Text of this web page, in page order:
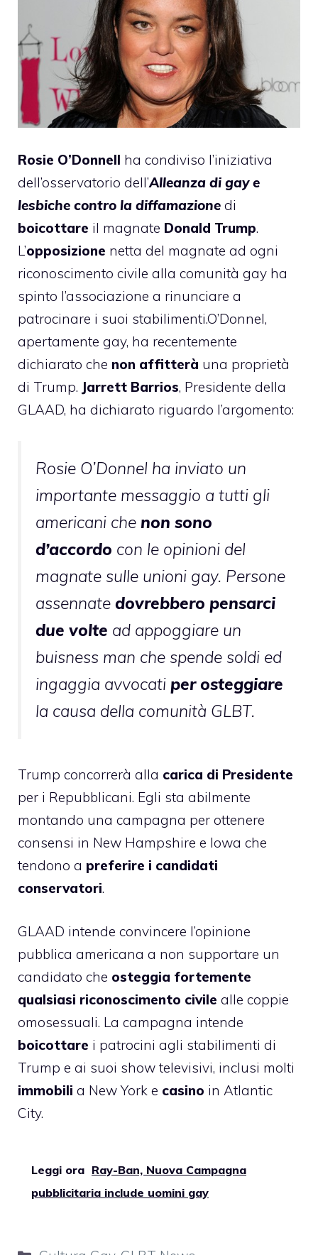
Rosie O’Donnell ha condiviso l’iniziativa
dell’osservatorio dell’Alleanza di gay e
lesbiche contro la diffamazione di
boicottare il magnate Donald Trump.
L’opposizione netta del magnate ad ogni
riconoscimento civile alla comunità gay ha
spinto l’associazione a rinunciare a
patrocinare i suoi stabilimenti.O’Donnel,
apertamente gay, ha recentemente
dichiarato che non affitterà una proprietà
di Trump. Jarrett Barrios, Presidente della
GLAAD, ha dichiarato riguardo l’argomento:
Rosie O’Donnel ha inviato un
importante messaggio a tutti gli
americani che non sono
d’accordo con le opinioni del
magnate sulle unioni gay. Persone
assennate dovrebbero pensarci
due volte ad appoggiare un
buisness man che spende soldi ed
ingaggia avvocati per osteggiare
la causa della comunità GLBT.
Trump concorrerà alla carica di Presidente
per i Repubblicani. Egli sta abilmente
montando una campagna per ottenere
consensi in New Hampshire e Iowa che
tendono a preferire i candidati
conservatori.
GLAAD intende convincere l’opinione
pubblica americana a non supportare un
candidato che osteggia fortemente
qualsiasi riconoscimento civile alle coppie
omosessuali. La campagna intende
boicottare i patrocini agli stabilimenti di
Trump e ai suoi show televisivi, inclusi molti
immobili a New York e casino in Atlantic
City.
Leggi ora Ray-Ban, Nuova Campagna
pubblicitaria include uomini gay